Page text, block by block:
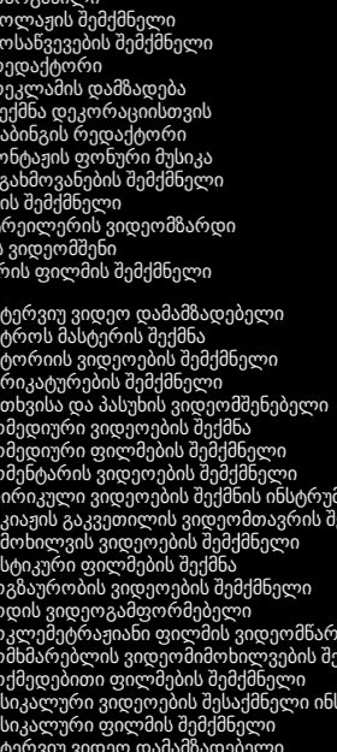
შემქმნელი
შემქმნელი
დამზადება
დეკორაციისთვის
რედაქტორი
ფონური მუსიკა
შემქმნელი
შემქმნელი
ვიდეომზარდი
ვიდეომშენი
ფილმის შემქმნელი
ვიდეო დამამზადებელი
მასტერის შექმნა
ვიდეოების შემქმნელი
შემქმნელი
და პასუხის ვიდეომშენებელი
ვიდეოების შექმნა
ფილმების შემქმნელი
ვიდეოების შემქმნელი
ვიდეოების შექმნის
გაკვეთილის ვიდეომთავრის
ვიდეოების შემქმნელი
ფილმების შექმნა
ვიდეოების შემქმნელი
ვიდეოგამფორმებელი
ფილმის
ვიდეომიმოხილვების
ფილმების შემქმნელი
ვიდეოების შესაქმნელი
ფილმის შემქმნელი